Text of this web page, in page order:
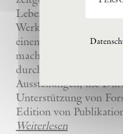
Lebenswerks von
Werke und die anderer
einem breiten
macht. Die Stiftung
durch die Organisation
Ausstellungen, die
Unterstützung von
Edition von
Weiterlesen